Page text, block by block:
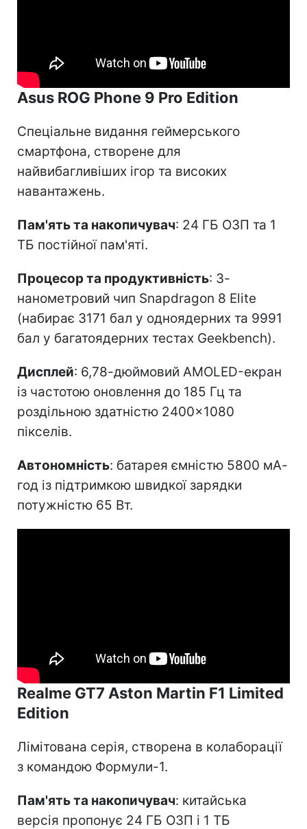
Asus ROG Phone 9 Pro Edition
Спеціальне видання геймерського
смартфона, створене для
найвибагливіших ігор та високих
навантажень.
Пам'ять та накопичувач: 24 ГБ ОЗП та 1
ТБ постійної пам'яті.
Процесор та продуктивність: 3-
нанометровий чип Snapdragon 8 Elite
(набирає 3171 бал у одноядерних та 9991
бал у багатоядерних тестах Geekbench).
Дисплей: 6,78-дюймовий AMOLED-екран
із частотою оновлення до 185 Гц та
роздільною здатністю 2400×1080
пікселів.
Автономність: батарея ємністю 5800 мА-
год із підтримкою швидкої зарядки
потужністю 65 Вт.
Realme GT7 Aston Martin F1 Limited
Edition
Лімітована серія, створена в колаборації
з командою Формули-1.
Пам'ять та накопичувач: китайська
версія пропонує 24 ГБ ОЗП і 1 ТБ